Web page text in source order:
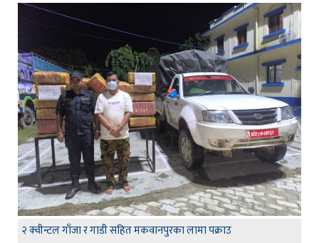
२ क्वीन्टल गाँजा र गाडी सहित मकवानपुरका लामा पक्राउ